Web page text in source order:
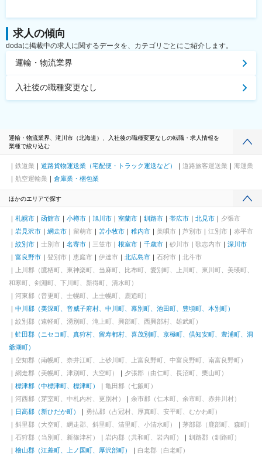
求人の傾向
dodaに掲載中の求人に関するデータを、カテゴリごとにご紹介します。
運輸・物流業界
入社後の職種変更なし
運輸・物流業界、滝川市（北海道）、入社後の職種変更なしの転職・求人情報を
業種で絞り込む
鉄道業 道路貨物運送業（宅配便・トラック運送など） 道路旅客運送業
海運業
航空運輸業
倉庫業・梱包業
ほかのエリアで探す
札幌市 函館市 小樽市 旭川市 室蘭市 釧路市 帯広市 北見市
夕張市
岩見沢市
網走市 留萌市 苫小牧市 稚内市 美唄市 芦別市 江別市
赤平市
紋別市
士別市 名寄市 三笠市 根室市 千歳市 砂川市 歌志内市
深川市
富良野市
登別市 恵庭市 伊達市 北広島市 石狩市
北斗市
上川郡（鷹栖町、東神楽町、当麻町、比布町、愛別町、上川町、東川町、美瑛町、
和寒町、剣淵町、下川町、新得町、清水町）
河東郡（音更町、士幌町、上士幌町、鹿追町）
中川郡（美深町、音威子府村、中川町、幕別町、池田町、豊頃町、本別町）
紋別郡（遠軽町、湧別町、滝上町、興部町、西興部村、雄武町）
虻田郡（ニセコ町、真狩村、留寿都村、喜茂別町、京極町、倶知安町、豊浦町、洞
爺湖町）
空知郡（南幌町、奈井江町、上砂川町、上富良野町、中富良野町、南富良野町）
網走郡（美幌町、津別町、大空町）
夕張郡（由仁町、長沼町、栗山町）
標津郡（中標津町、標津町）
亀田郡（七飯町）
河西郡（芽室町、中札内村、更別村）
余市郡（仁木町、余市町、赤井川村）
日高郡（新ひだか町）
勇払郡（占冠村、厚真町、安平町、むかわ町）
斜里郡（大空町、網走郡、斜里町、清里町、小清水町）
茅部郡（鹿部町、森町）
石狩郡（当別町、新篠津村）
岩内郡（共和町、岩内町）
釧路郡（釧路町）
檜山郡（江差町、上ノ国町、厚沢部町）
白老郡（白老町）